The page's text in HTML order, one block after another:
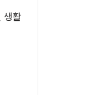
생활